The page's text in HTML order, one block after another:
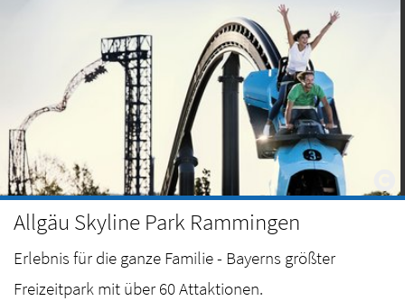
Allgäu Skyline Park Rammingen
Erlebnis für die ganze Familie - Bayerns größter
Freizeitpark mit über 60 Attaktionen.